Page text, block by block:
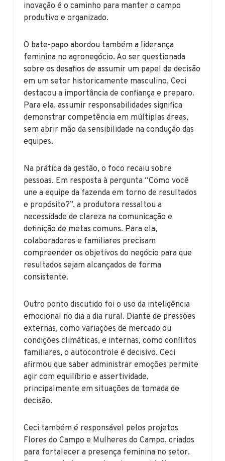
inovação é o caminho para manter o campo
produtivo e organizado.
O bate-papo abordou também a liderança
feminina no agronegócio. Ao ser questionada
sobre os desafios de assumir um papel de decisão
em um setor historicamente masculino, Ceci
destacou a importância de confiança e preparo.
Para ela, assumir responsabilidades significa
demonstrar competência em múltiplas áreas,
sem abrir mão da sensibilidade na condução das
equipes.
Na prática da gestão, o foco recaiu sobre
pessoas. Em resposta à pergunta “Como você
une a equipe da fazenda em torno de resultados
e propósito?”, a produtora ressaltou a
necessidade de clareza na comunicação e
definição de metas comuns. Para ela,
colaboradores e familiares precisam
compreender os objetivos do negócio para que
resultados sejam alcançados de forma
consistente.
Outro ponto discutido foi o uso da inteligência
emocional no dia a dia rural. Diante de pressões
externas, como variações de mercado ou
condições climáticas, e internas, como conflitos
familiares, o autocontrole é decisivo. Ceci
afirmou que saber administrar emoções permite
agir com equilíbrio e assertividade,
principalmente em situações de tomada de
decisão.
Ceci também é responsável pelos projetos
Flores do Campo e Mulheres do Campo, criados
para fortalecer a presença feminina no setor.